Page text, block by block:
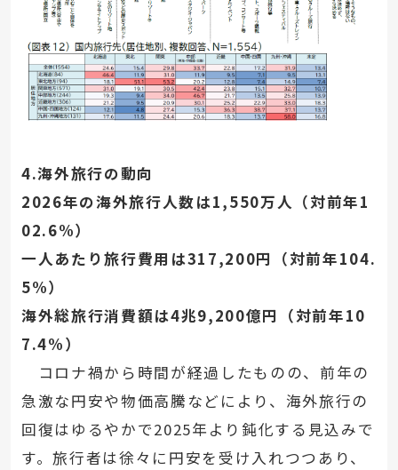
4.海外旅行の動向
2026年の海外旅行人数は1,550万人（対前年1
02.6%）
一人あたり旅行費用は317,200円（対前年104.
5%）
海外総旅行消費額は4兆9,200億円（対前年10
7.4%）
コロナ禍から時間が経過したものの、前年の
急激な円安や物価高騰などにより、海外旅行の
回復はゆるやかで2025年より鈍化する見込みで
す。旅行者は徐々に円安を受け入れつつあり、